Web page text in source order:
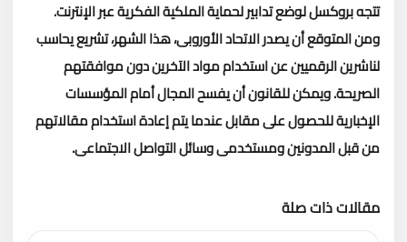
تتجه بروكسل لوضع تدابير لحماية الملكية الفكرية عبر الإنترنت.
ومن المتوقع أن يصدر الاتحاد الأوروبى، هذا الشهر، تشريع يحاسب
لناشرين الرقميين عن استخدام مواد الآخرين دون موافقتهم
الصريحة.ويمكن للقانون أن يفسح المجال أمام المؤسسات
الإخبارية للحصول على مقابل عندما يتم إعادة استخدام مقالاتهم
من قبل المدونين ومستخدمى وسائل التواصل الاجتماعى.
مقالات ذات صلة